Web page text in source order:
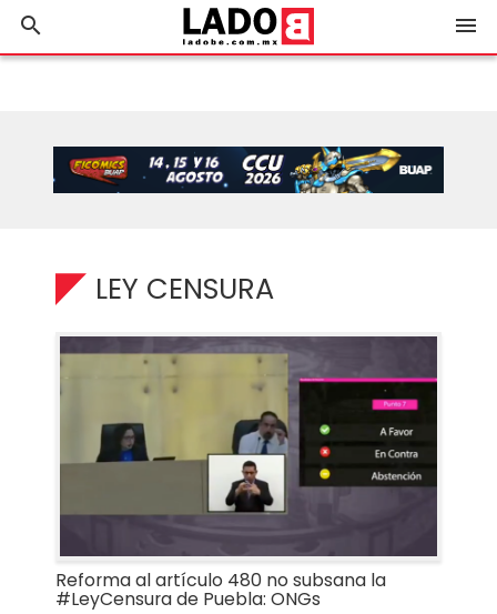
search menu
LEY CENSURA
Reforma al artículo 480 no subsana la
#LeyCensura de Puebla: ONGs